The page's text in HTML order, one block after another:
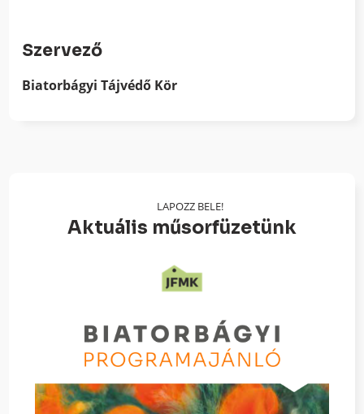
Szervező
Biatorbágyi Tájvédő Kör
LAPOZZ BELE!
Aktuális műsorfüzetünk